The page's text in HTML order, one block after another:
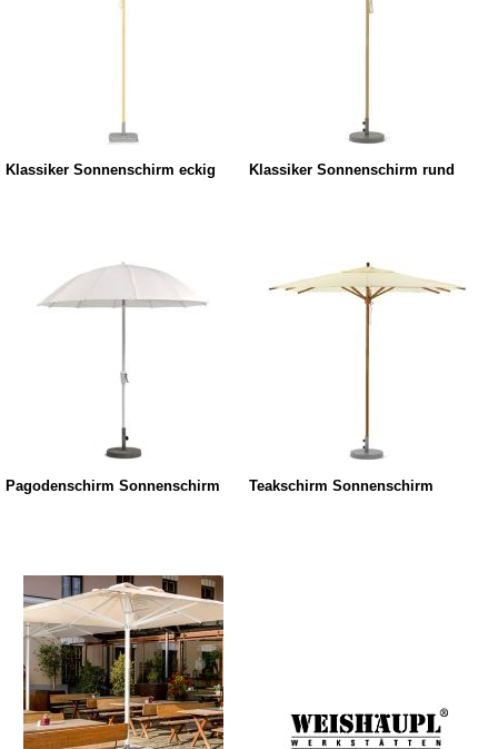
Klassiker Sonnenschirm eckig Klassiker Sonnenschirm rund
Pagodenschirm Sonnenschirm Teakschirm Sonnenschirm